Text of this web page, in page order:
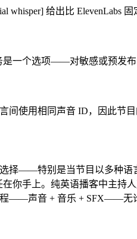
whisper] 给出比 ElevenLabs
一个选项——对敏感或预发布
间使用相同声音 ID，因此节
择——特别是当节目以多种
你手上。纯英语播客中主持
程——声音 + 音乐 + SFX——无